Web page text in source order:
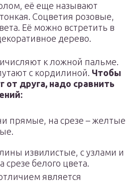
её еще называют
Соцветия розовые,
Её можно встретить в
дерево.
к ложной пальме.
с кордилиной. Чтобы
от друга, надо сравнить
прямые, на срезе – желтые
извилистые, с узлами и
срезе белого цвета.
является